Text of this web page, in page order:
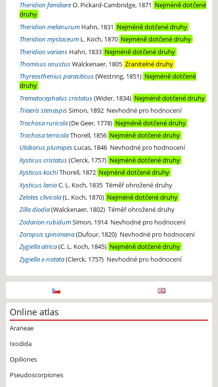
Theridion familiareO. Pickard-Cambridge, 1871 Nejméně dotčené
druhy
Theridion melanurum Hahn, 1831 Nejméně dotčené druhy
Theridion mystaceum L. Koch, 1870 Nejméně dotčené druhy
Theridion varians Hahn, 1833 Nejméně dotčené druhy
Thomisus onustusWalckenaer, 1805 Zranitelné druhy
Thyreosthenius parasiticus(Westring, 1851) Nejméně dotčené
druhy
Trematocephalus cristatus(Wider, 1834) Nejméně dotčené druhy
Triaeris stenaspisSimon, 1892 Nevhodné pro hodnocení
Trochosa ruricola(De Geer, 1778) Nejméně dotčené druhy
Trochosa terricolaThorell, 1856 Nejméně dotčené druhy
Uloborus plumipes Lucas, 1846 Nevhodné pro hodnocení
Xysticus cristatus(Clerck, 1757) Nejméně dotčené druhy
Xysticus kochiThorell, 1872 Nejméně dotčené druhy
Xysticus lanioC. L. Koch, 1835 Téměř ohrožené druhy
Zelotes clivicola(L. Koch, 1870) Nejméně dotčené druhy
Zilla diodia(Walckenaer, 1802) Téměř ohrožené druhy
Zodarion rubidumSimon, 1914 Nevhodné pro hodnocení
Zoropsis spinimana(Dufour, 1820) Nevhodné pro hodnocení
Zygiella atrica(C. L. Koch, 1845) Nejméně dotčené druhy
Zygiella x-notata(Clerck, 1757) Nevhodné pro hodnocení
Online atlas
Araneae
Ixodida
Opiliones
Pseudoscorpiones